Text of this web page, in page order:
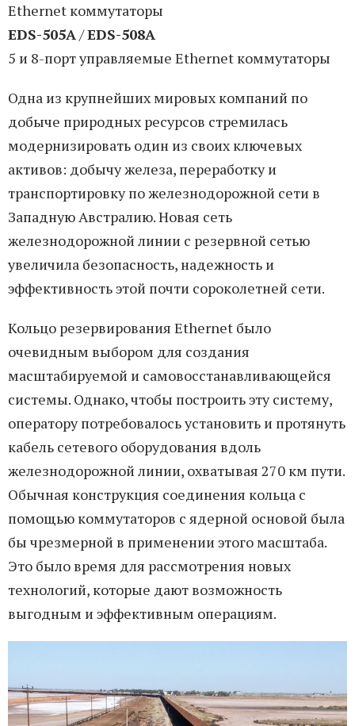
Ethernet коммутаторы
EDS-505A/EDS-508A
5 и 8-порт управляемые Ethernet коммутаторы
Одна из крупнейших мировых компаний по
добыче природных ресурсов стремилась
модернизировать один из своих ключевых
активов: добычу железа, переработку и
транспортировку по железнодорожной сети в
Западную Австралию. Новая сеть
железнодорожной линии с резервной сетью
увеличила безопасность, надежность и
эффективность этой почти сороколетней сети.
Кольцо резервирования Ethernet было
очевидным выбором для создания
масштабируемой и самовосстанавливающейся
системы. Однако, чтобы построить эту систему,
оператору потребовалось установить и протянуть
кабель сетевого оборудования вдоль
железнодорожной линии, охватывая 270 км пути.
Обычная конструкция соединения кольца с
помощью коммутаторов с ядерной основой была
бы чрезмерной в применении этого масштаба.
Это было время для рассмотрения новых
технологий, которые дают возможность
выгодным и эффективным операциям.